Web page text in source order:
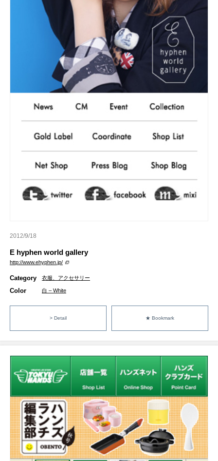
2012/9/18
E hyphen world gallery
http://www.ehyphen.jp/
Category 衣服、アクセサリー
Color 白 – White
> Detail ★ Bookmark